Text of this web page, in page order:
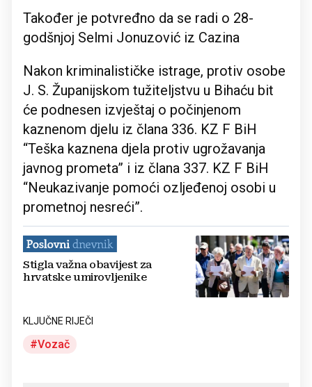
Također je potvređno da se radi o 28-
godšnjoj Selmi Jonuzović iz Cazina
Nakon kriminalističke istrage, protiv osobe
J. S. Županijskom tužiteljstvu u Bihaću bit
će podnesen izvještaj o počinjenom
kaznenom djelu iz člana 336. KZ F BiH
“Teška kaznena djela protiv ugrožavanja
javnog prometa” i iz člana 337. KZ F BiH
“Neukazivanje pomoći ozljeđenoj osobi u
prometnoj nesreći”.
Stigla važna obavijest za
hrvatske umirovljenike
KLJUČNE RIJEČI
Vozač